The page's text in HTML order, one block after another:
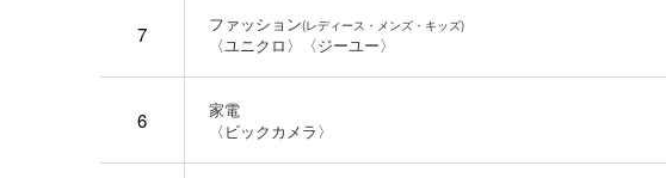
7 ファッション(レディース・メンズ・キッズ)
〈ユニクロ〉〈ジーユー〉
6
家電
〈ビックカメラ〉